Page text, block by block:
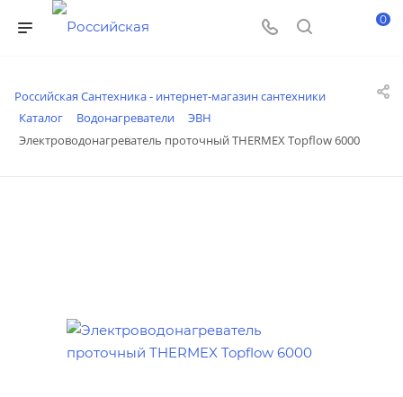
0
Российская Сантехника - интернет-магазин сантехники
Каталог
Водонагреватели
ЭВН
Электроводонагреватель проточный THERMEX Topflow 6000